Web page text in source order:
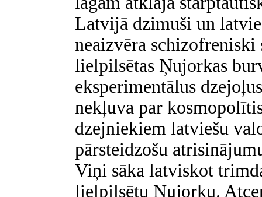
Latvijā dzimuši un
neaizvēra schizofreniski
lielpilsētas Ņujorkas
eksperimentālus
nekļuva par
dzejniekiem latviešu
pārsteidzošu
Viņi sāka latviskot
lielpilsētu Ņujorku.